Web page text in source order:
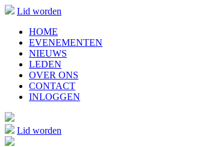
Lid worden
HOME
EVENEMENTEN
NIEUWS
LEDEN
OVER ONS
CONTACT
INLOGGEN
Lid worden